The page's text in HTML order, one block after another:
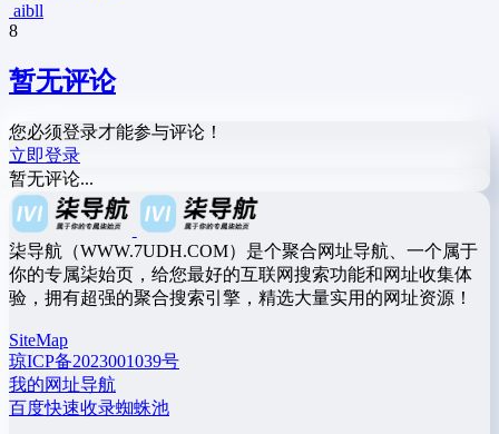
aibll
8
暂无评论
您必须登录才能参与评论！
立即登录
暂无评论...
柒导航（WWW.7UDH.COM）是个聚合网址导航、一个属于
你的专属柒始页，给您最好的互联网搜索功能和网址收集体
验，拥有超强的聚合搜索引擎，精选大量实用的网址资源！
SiteMap
琼ICP备2023001039号
我的网址导航
百度快速收录蜘蛛池